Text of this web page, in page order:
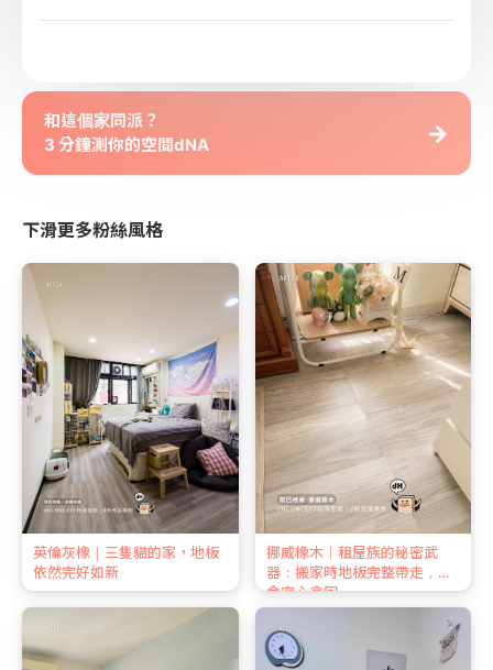
和這個家同派？
3 分鐘測你的空間dNA
→
下滑更多粉絲風格
英倫灰橡｜三隻貓的家，地板
依然完好如新
挪威橡木｜租屋族的秘密武
器：搬家時地板完整帶走，押
金安心拿回